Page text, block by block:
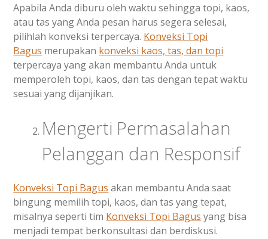
Apabila Anda diburu oleh waktu sehingga topi, kaos,
atau tas yang Anda pesan harus segera selesai,
pilihlah konveksi terpercaya. Konveksi Topi
Bagus merupakan konveksi kaos, tas, dan topi
terpercaya yang akan membantu Anda untuk
memperoleh topi, kaos, dan tas dengan tepat waktu
sesuai yang dijanjikan.
Mengerti Permasalahan
Pelanggan dan Responsif
Konveksi Topi Bagus akan membantu Anda saat
bingung memilih topi, kaos, dan tas yang tepat,
misalnya seperti tim Konveksi Topi Bagus yang bisa
menjadi tempat berkonsultasi dan berdiskusi.